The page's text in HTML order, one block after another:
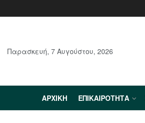
Παρασκευή, 7 Αυγούστου, 2026
ΑΡΧΙΚΉ ΕΠΙΚΑΙΡΌΤΗΤΑ